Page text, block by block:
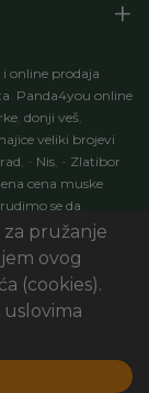
online prodaja
. Panda4you online
, donji veš,
veliki brojevi
, - Nis, - Zlatibor
cena muske
se da
-Development
by:eCom01
pružanje
ovog
(cookies).